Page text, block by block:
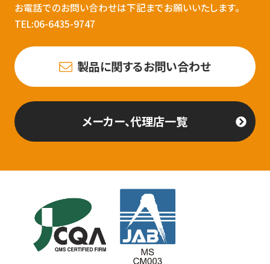
お電話でのお問い合わせは下記までお願いいたします。
TEL:06-6435-9747
製品に関するお問い合わせ
メーカー、代理店一覧